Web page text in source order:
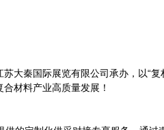
大秦国际展览有限公司承办，以“
材料产业高质量发展！